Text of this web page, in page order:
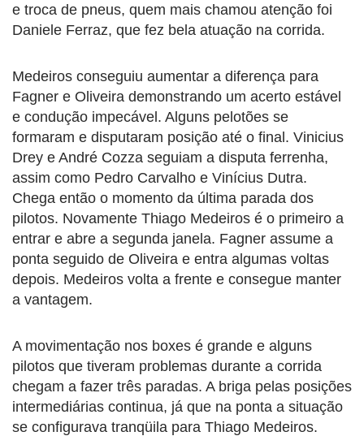
e troca de pneus, quem mais chamou atenção foi
Daniele Ferraz, que fez bela atuação na corrida.
Medeiros conseguiu aumentar a diferença para
Fagner e Oliveira demonstrando um acerto estável
e condução impecável. Alguns pelotões se
formaram e disputaram posição até o final. Vinicius
Drey e André Cozza seguiam a disputa ferrenha,
assim como Pedro Carvalho e Vinícius Dutra.
Chega então o momento da última parada dos
pilotos. Novamente Thiago Medeiros é o primeiro a
entrar e abre a segunda janela. Fagner assume a
ponta seguido de Oliveira e entra algumas voltas
depois. Medeiros volta a frente e consegue manter
a vantagem.
A movimentação nos boxes é grande e alguns
pilotos que tiveram problemas durante a corrida
chegam a fazer três paradas. A briga pelas posições
intermediárias continua, já que na ponta a situação
se configurava tranqüila para Thiago Medeiros.